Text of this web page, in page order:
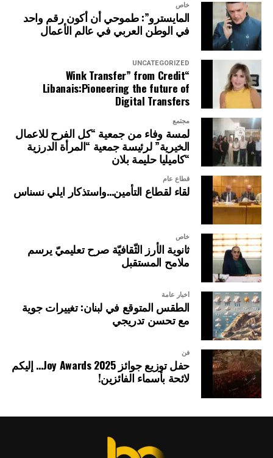
خاص
المايسترو”: طموحي أن أكون رقم واحد
في الوطن العربي في عالم الأعمال
UNCATEGORIZED
“Wink Transfer” from Credit
Libanais:Pioneering the future of
Digital Transfers
مجتمع
لمسة وفاء من جمعية “كل الفرح للاعمال
الخيرية” لرئيسة جمعية “المرأة الدرزية
“كاميليا حليمة بلان
قطاع عام
لقاء لقطاع التأمين…واستذكار ايلي نسناس
خاص
ثانوية الأرز الثّقافيّة صرح تعليميّ يرسم
ملامح المستقبل
أخبار عامة
الطقس المتوقع في لبنان: تغييرات جوية
مع تحسن تدريجي
فن
حفل توزيع جوائز Joy Awards 2025… إليكم
لائحة بأسماء الفائزين!